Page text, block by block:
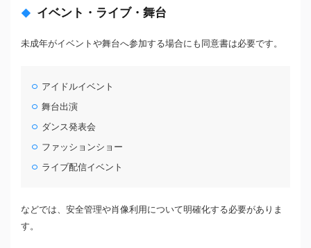
イベント・ライブ・舞台
未成年がイベントや舞台へ参加する場合にも同意書は必要です。
アイドルイベント
舞台出演
ダンス発表会
ファッションショー
ライブ配信イベント
などでは、安全管理や肖像利用について明確化する必要がありま
す。